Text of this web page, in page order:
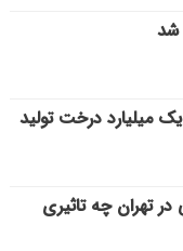
میلیارد درخت تولید
تهران چه تاثیری